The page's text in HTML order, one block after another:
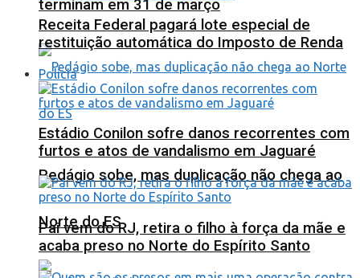
terminam em 31 de março
Pedágio sobe, mas duplicação não chega ao
Norte do ES
Receita Federal pagará lote especial de
restituição automática do Imposto de Renda
Polícia
Estádio Conilon sofre danos recorrentes com
furtos e atos de vandalismo em Jaguaré
Pai vem do RJ, retira o filho à força da mãe e
acaba preso no Norte do Espírito Santo